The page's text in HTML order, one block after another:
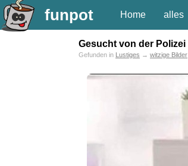
funpot Home alles
Gesucht von der Polizei
Gefunden in Lustiges → witzige Bilder